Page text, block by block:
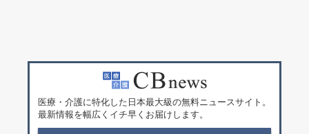
医療・介護に特化した日本最大級の無料ニュースサイト。
最新情報を幅広くイチ早くお届けします。